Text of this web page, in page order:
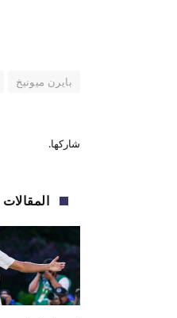
بايرن ميونيخ
شاركها.
المقالات